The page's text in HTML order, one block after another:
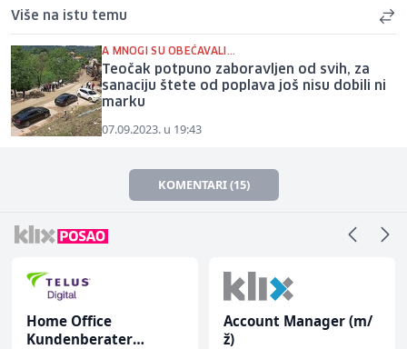
Više na istu temu
A MNOGI SU OBEĆAVALI...
Teočak potpuno zaboravljen od svih, za
sanaciju štete od poplava još nisu dobili ni
marku
07.09.2023. u 19:43
KOMENTARI (15)
Home Office
Kundenberater
Account Manager (m/
ž)